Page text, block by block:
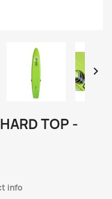

TOP -
info